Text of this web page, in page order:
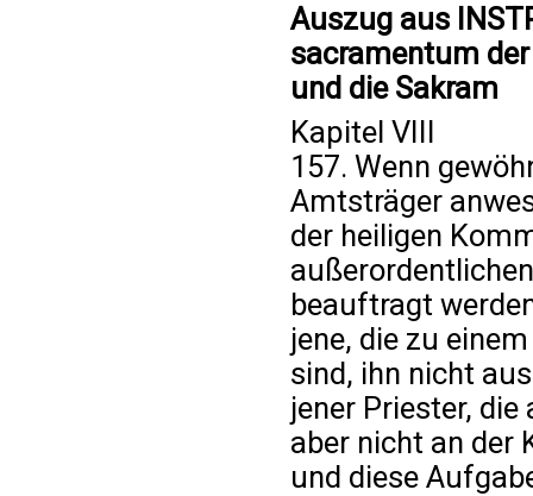
Auszug aus
sacramentum
und die Sakram
Kapitel VIII
157. Wenn
Amtsträger
der heiligen
beauftragt
jene, die zu
sind, ihn nicht
jener Priester,
aber nicht an der
und diese